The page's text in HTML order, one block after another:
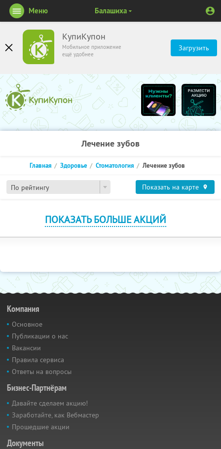
КупиКупон
Мобильное приложение
ещё удобнее
Загрузить
Меню Балашиха
Лечение зубов
По рейтингу
Главная Здоровье Стоматология Лечение зубов
Показать на карте
ПОКАЗАТЬ БОЛЬШЕ АКЦИЙ
Компания
Основное
Публикации о нас
Вакансии
Правила сервиса
Ответы на вопросы
Бизнес-Партнёрам
Давайте сделаем акцию!
Заработайте, как Вебмастер
Прошедшие акции
Документы